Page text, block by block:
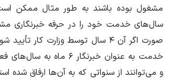
سال‌های خدمت خود را در حرفه خبرنگاری
صورت اگر آن ۴ سال توسط وزارت کار
خدمت به عنوان خبرنگار ۶
و می‌توانند از سنواتی که به آن‌ها ارفاق شده